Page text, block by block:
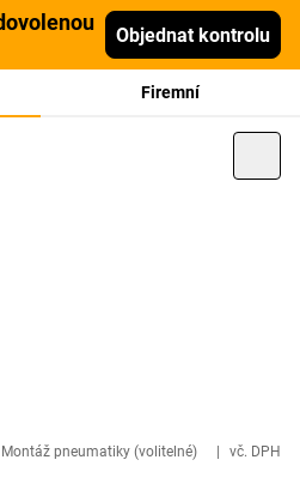
Objednat kontrolu
Firemní
Montáž pneumatiky (volitelné) vč. DPH